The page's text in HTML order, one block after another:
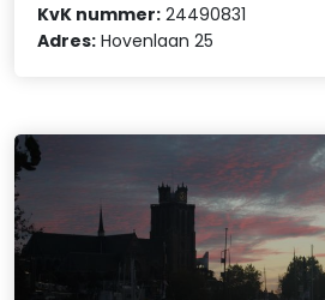
KvK nummer: 24490831
Adres: Hovenlaan 25